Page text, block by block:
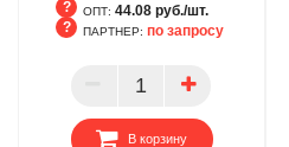
ОПТ: 44.08 руб./шт.
ПАРТНЕР
ПАРТНЕР: по запросу
В корзину